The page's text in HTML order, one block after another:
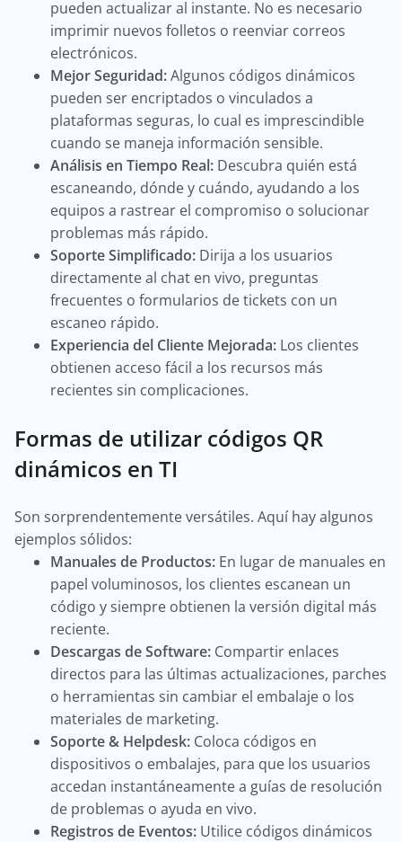
pueden actualizar al instante. No es necesario
imprimir nuevos folletos o reenviar correos
electrónicos.
Mejor Seguridad:Algunos códigos dinámicos
pueden ser encriptados o vinculados a
plataformas seguras, lo cual es imprescindible
cuando se maneja información sensible.
Análisis en Tiempo Real: Descubra quién está
escaneando, dónde y cuándo, ayudando a los
equipos a rastrear el compromiso o solucionar
problemas más rápido.
Soporte Simplificado: Dirija a los usuarios
directamente al chat en vivo, preguntas
frecuentes o formularios de tickets con un
escaneo rápido.
Experiencia del Cliente Mejorada: Los clientes
obtienen acceso fácil a los recursos más
recientes sin complicaciones.
Formas de utilizar códigos QR
dinámicos en TI
Son sorprendentemente versátiles. Aquí hay algunos
ejemplos sólidos:
Manuales de Productos: En lugar de manuales en
papel voluminosos, los clientes escanean un
código y siempre obtienen la versión digital más
reciente.
Descargas de Software: Compartir enlaces
directos para las últimas actualizaciones, parches
o herramientas sin cambiar el embalaje o los
materiales de marketing.
Soporte & Helpdesk: Coloca códigos en
dispositivos o embalajes, para que los usuarios
accedan instantáneamente a guías de resolución
de problemas o ayuda en vivo.
Registros de Eventos: Utilice códigos dinámicos